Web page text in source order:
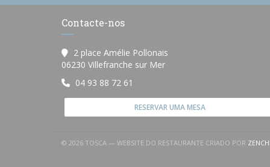
Contacte-nos
2 place Amélie Pollonais
06230 Villefranche sur Mer((abre numa nova janela))
04 93 88 72 61
RESERVAR UMA MESA
© 2026 TOSCA — WEBSITE DO RESTAURANTE CRIADO POR